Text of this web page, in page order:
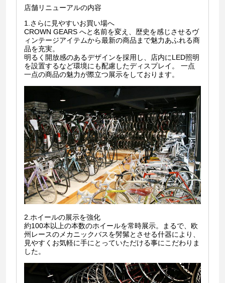
店舗リニューアルの内容
1.さらに見やすいお買い場へ
CROWN GEARS へと名前を変え、歴史を感じさせるヴ
ィンテージアイテムから最新の商品まで魅力あふれる商
品を充実。
明るく開放感のあるデザインを採用し、店内にLED照明
を設置するなど環境にも配慮したディスプレイ。 一点
一点の商品の魅力が際立つ展示をしております。
2.ホイールの展示を強化
約100本以上の本数のホイールを常時展示。まるで、欧
州レースのメカニックバスを髣髴とさせる什器により、
見やすくお気軽に手にとっていただける事にこだわりま
した。